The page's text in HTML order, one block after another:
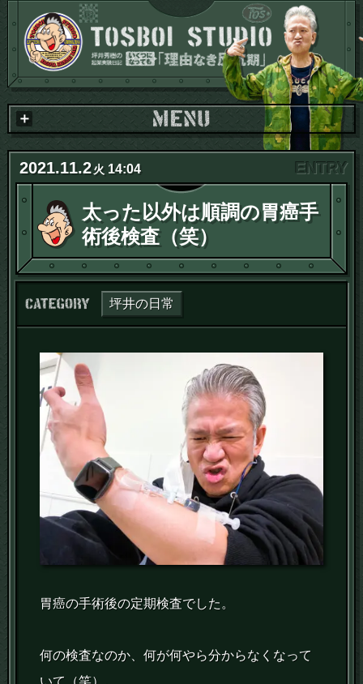
2021.11.2火 14:04
太った以外は順調の胃癌手
術後検査（笑）
カテゴリー：
坪井の日常
胃癌の手術後の定期検査でした。
何の検査なのか、何が何やら分からなくなって